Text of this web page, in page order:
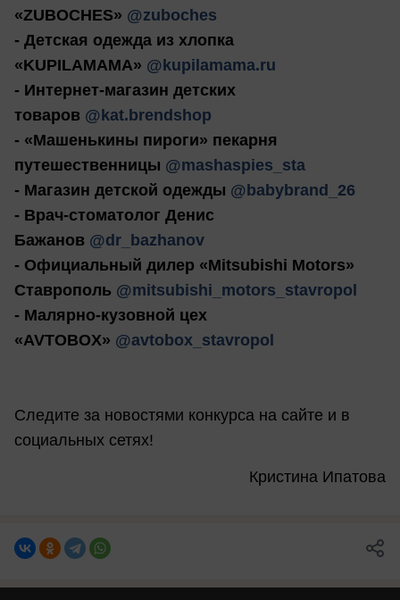
«ZUBOCHES» @zuboches
- Детская одежда из хлопка
«KUPILAMAMA» @kupilamama.ru
- Интернет-магазин детских
товаров @kat.brendshop
- «Машенькины пироги» пекарня
путешественницы @mashaspies_sta
- Магазин детской одежды @babybrand_26
- Врач-стоматолог Денис
Бажанов @dr_bazhanov
- Официальный дилер «Mitsubishi Motors»
Ставрополь @mitsubishi_motors_stavropol
- Малярно-кузовной цех
«AVTOBOX» @avtobox_stavropol
Следите за новостями конкурса на сайте и в
социальных сетях!
Кристина Ипатова